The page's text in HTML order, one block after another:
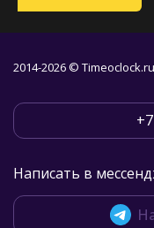
2014-2026 ©
Написать в